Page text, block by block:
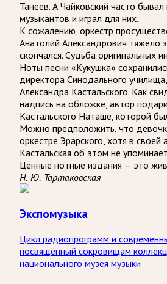
Танеев. А Чайковский часто
музыкантов и играл для них.
К сожалению, оркестр
Анатолий Александрович тяжело
скончался. Судьба оригинальных
Ноты песни «Кукушка»
директора Синодального
Александра Кастальского. Как
надпись на обложке, автор
Кастальского Наташе, которой
Можно предположить, что
оркестре Эрарского, хотя в
Кастальская об этом не
Ценные нотные издания — это
Н. Ю. Тартаковская
Экспомузыка
Цикл радиопрограмм и
посвящённый сокровищам
национального музея музыки